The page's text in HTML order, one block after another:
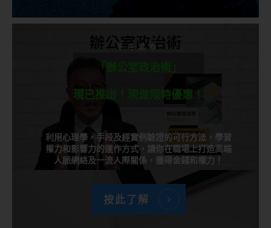
千呼萬喚
「辦公室政治術」
現已推出！現做限時優惠！
利用心理學，手段及經實例驗證的可行方法，學習
權力和影響力的運作方式，讓你在職場上打造高端
人脈網絡及一流人際關係，獲得金錢和權力！
按此了解